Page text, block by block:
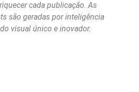
cada publicação. As
são geradas por inteligência
visual único e inovador.